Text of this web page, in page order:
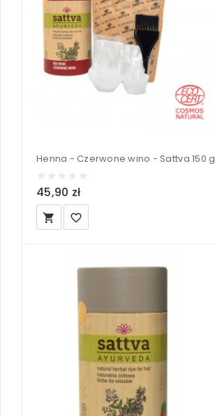
Henna - Czerwone wino - Sattva 150 g
45,90 zł
local_grocery_store favorite_border